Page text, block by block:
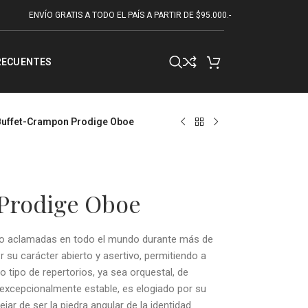
ENVÍO GRATIS A TODO EL PAÍS A PARTIR DE $95.000.-
Crampon Prodige Oboe
Oboe
aclamadas en todo el mundo durante más de
carácter abierto y asertivo, permitiendo a
de repertorios, ya sea orquestal, de
estable, es elogiado por su
de ser la piedra angular de la identidad